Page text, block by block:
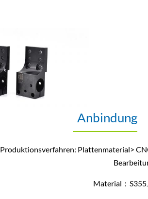
Anbindung
Produktionsverfahren: Plattenmaterial>
Material：